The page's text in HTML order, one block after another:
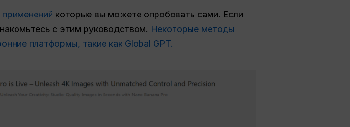
которые вы можете опробовать сами. Если
с этим руководством. Некоторые методы
платформы, такие как Global GPT.